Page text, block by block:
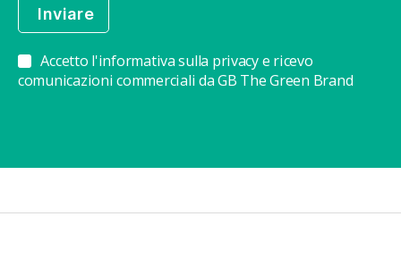
Accetto l'informativa sulla privacy e ricevo
comunicazioni commerciali da GB The Green Brand